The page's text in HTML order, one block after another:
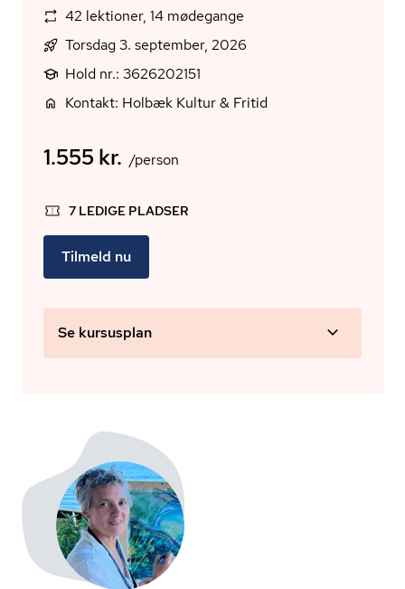
42 lektioner, 14 mødegange
Torsdag 3. september, 2026
Hold nr.: 3626202151
Kontakt: Holbæk Kultur & Fritid
1.555 kr. /person
7 LEDIGE PLADSER
Tilmeld nu
Se kursusplan